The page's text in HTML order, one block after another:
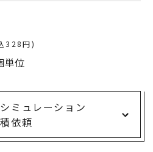
328円)
単位
ミュレーション
依頼